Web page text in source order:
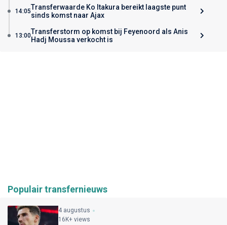
14:05Transferwaarde Ko Itakura bereikt laagste punt
sinds komst naar Ajax
13:00Transferstorm op komst bij Feyenoord als Anis
Hadj Moussa verkocht is
Populair transfernieuws
4 augustus
16K+ views